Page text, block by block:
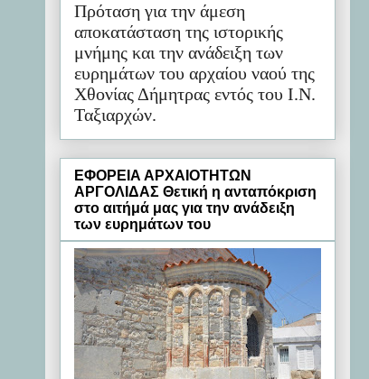
Πρόταση για την άμεση
αποκατάσταση της ιστορικής
μνήμης και την ανάδειξη των
ευρημάτων του αρχαίου ναού της
Χθονίας Δήμητρας εντός του Ι.Ν.
Ταξιαρχών.
ΕΦΟΡΕΙΑ ΑΡΧΑΙΟΤΗΤΩΝ
ΑΡΓΟΛΙΔΑΣ Θετική η ανταπόκριση
στο αιτήμά μας για την ανάδειξη
των ευρημάτων του